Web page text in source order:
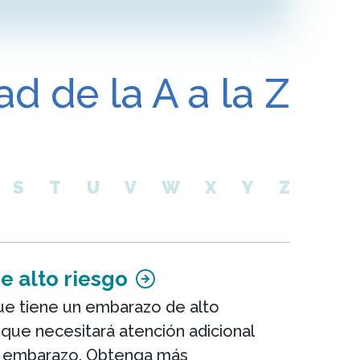
de la A a la Z
S T U V W X Y Z
alto riesgo
tiene un embarazo de alto
necesitará atención adicional
Obtenga más